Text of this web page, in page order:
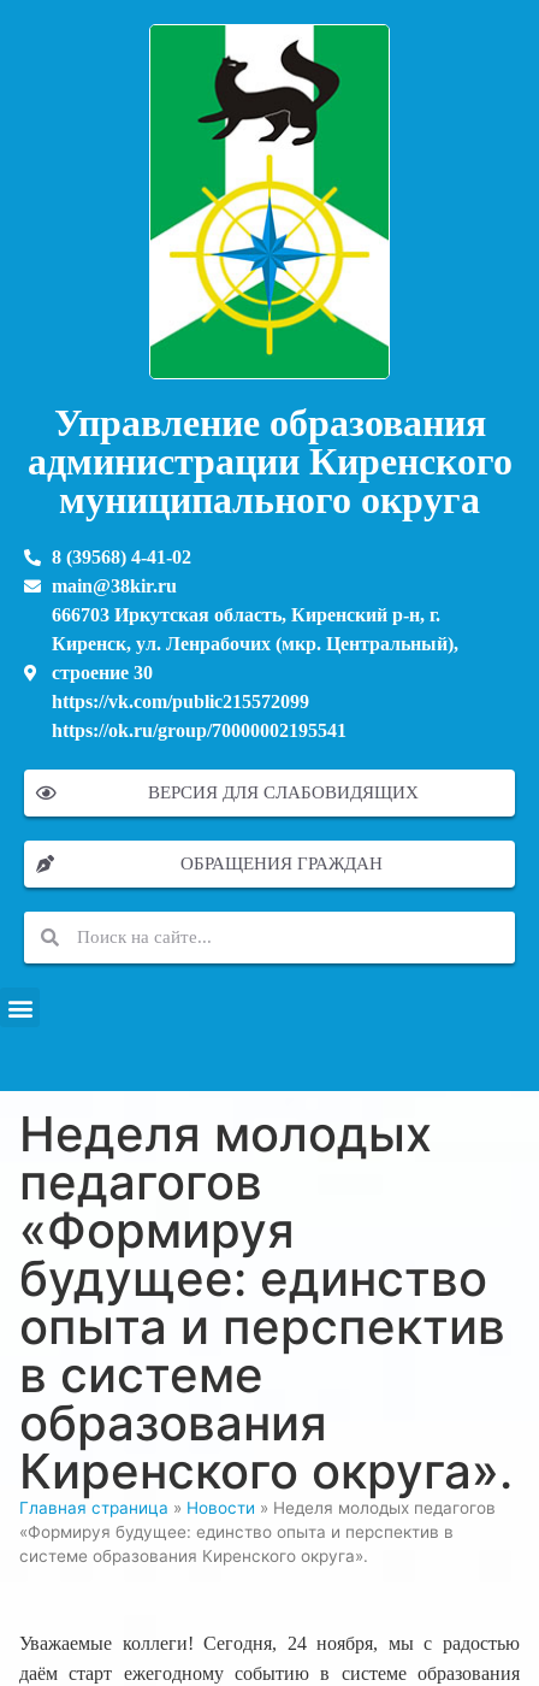
Управление образования
администрации Киренского
муниципального округа
8 (39568) 4-41-02
main@38kir.ru
666703 Иркутская область, Киренский р-н, г.
Киренск, ул. Ленрабочих (мкр. Центральный),
строение 30
https://vk.com/public215572099
https://ok.ru/group/70000002195541
ВЕРСИЯ ДЛЯ СЛАБОВИДЯЩИХ
ОБРАЩЕНИЯ ГРАЖДАН
Неделя молодых
педагогов
«Формируя
будущее: единство
опыта и перспектив
в системе
образования
Киренского округа».
Главная страница » Новости » Неделя молодых педагогов
«Формируя будущее: единство опыта и перспектив в
системе образования Киренского округа».
Уважаемые коллеги! Сегодня, 24 ноября, мы с радостью
даём старт ежегодному событию в системе образования